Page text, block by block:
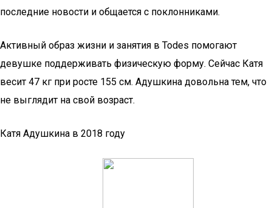
последние новости и общается с поклонниками.
Активный образ жизни и занятия в Todes помогают
девушке поддерживать физическую форму. Сейчас Катя
весит 47 кг при росте 155 см. Адушкина довольна тем, что
не выглядит на свой возраст.
Катя Адушкина в 2018 году